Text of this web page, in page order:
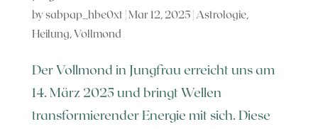
bysabpap_hbe0xt Mar 12, 2025| Astrologie,
Heilung,Vollmond
Der Vollmond in Jungfrau erreicht uns am
14. März 2025 und bringt Wellen
transformierender Energie mit sich. Diese